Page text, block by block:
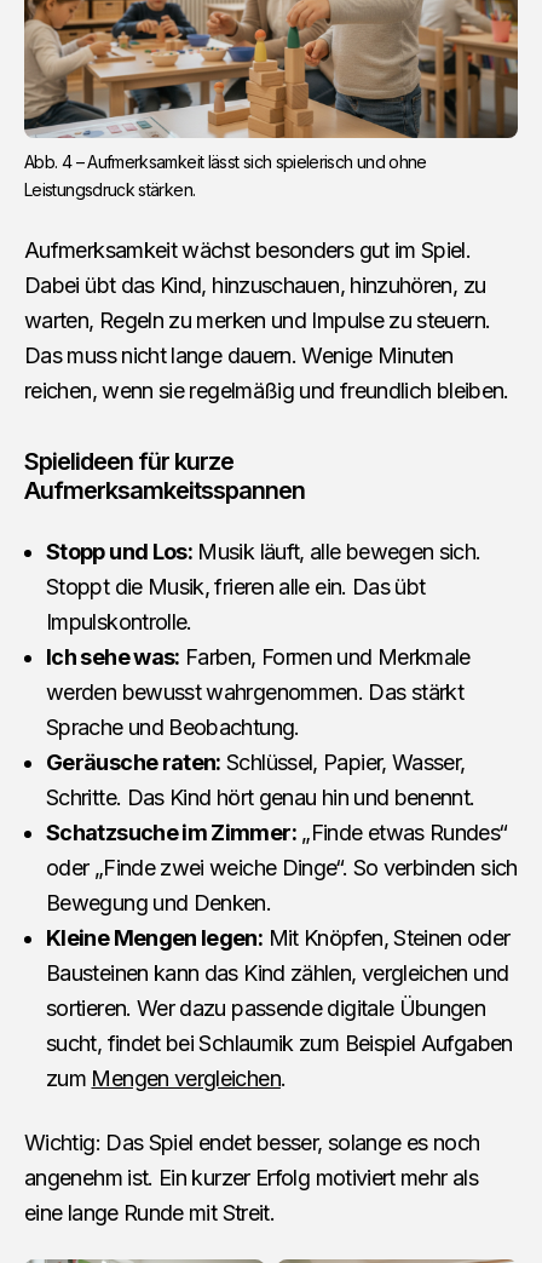
Abb. 4 – Aufmerksamkeit lässt sich spielerisch und ohne
Leistungsdruck stärken.
Aufmerksamkeit wächst besonders gut im Spiel.
Dabei übt das Kind, hinzuschauen, hinzuhören, zu
warten, Regeln zu merken und Impulse zu steuern.
Das muss nicht lange dauern. Wenige Minuten
reichen, wenn sie regelmäßig und freundlich bleiben.
Spielideen für kurze
Aufmerksamkeitsspannen
Stopp und Los: Musik läuft, alle bewegen sich.
Stoppt die Musik, frieren alle ein. Das übt
Impulskontrolle.
Ich sehe was: Farben, Formen und Merkmale
werden bewusst wahrgenommen. Das stärkt
Sprache und Beobachtung.
Geräusche raten: Schlüssel, Papier, Wasser,
Schritte. Das Kind hört genau hin und benennt.
Schatzsuche im Zimmer:„Finde etwas Rundes“
oder „Finde zwei weiche Dinge“. So verbinden sich
Bewegung und Denken.
Kleine Mengen legen: Mit Knöpfen, Steinen oder
Bausteinen kann das Kind zählen, vergleichen und
sortieren. Wer dazu passende digitale Übungen
sucht, findet bei Schlaumik zum Beispiel Aufgaben
zum Mengen vergleichen.
Wichtig: Das Spiel endet besser, solange es noch
angenehm ist. Ein kurzer Erfolg motiviert mehr als
eine lange Runde mit Streit.